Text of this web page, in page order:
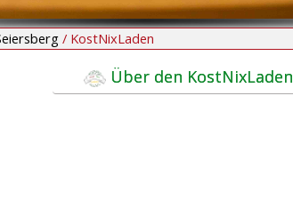
/ KostNixLaden
Über den KostNixLaden